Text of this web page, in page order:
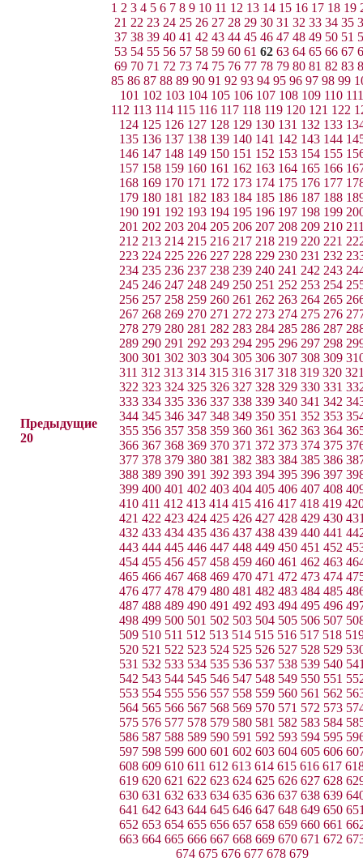
Предыдущие
20
1 2 3 4 5 6 7 8 9 10 11 12 13 14 15 16 17 18 19
21 22 23 24 25 26 27 28 29 30 31 32 33 34 35
37 38 39 40 41 42 43 44 45 46 47 48 49 50 51
53 54 55 56 57 58 59 60 61 62 63 64 65 66 67
69 70 71 72 73 74 75 76 77 78 79 80 81 82 83
85 86 87 88 89 90 91 92 93 94 95 96 97 98 99
101 102 103 104 105 106 107 108 109 110 111
112 113 114 115 116 117 118 119 120 121 122
124 125 126 127 128 129 130 131 132 133
135 136 137 138 139 140 141 142 143 144
146 147 148 149 150 151 152 153 154 155
157 158 159 160 161 162 163 164 165 166
168 169 170 171 172 173 174 175 176 177
179 180 181 182 183 184 185 186 187 188
190 191 192 193 194 195 196 197 198 199
201 202 203 204 205 206 207 208 209 210
212 213 214 215 216 217 218 219 220 221
223 224 225 226 227 228 229 230 231 232
234 235 236 237 238 239 240 241 242 243
245 246 247 248 249 250 251 252 253 254
256 257 258 259 260 261 262 263 264 265
267 268 269 270 271 272 273 274 275 276
278 279 280 281 282 283 284 285 286 287
289 290 291 292 293 294 295 296 297 298
300 301 302 303 304 305 306 307 308 309
311 312 313 314 315 316 317 318 319 320
322 323 324 325 326 327 328 329 330 331
333 334 335 336 337 338 339 340 341 342
344 345 346 347 348 349 350 351 352 353
355 356 357 358 359 360 361 362 363 364
366 367 368 369 370 371 372 373 374 375
377 378 379 380 381 382 383 384 385 386
388 389 390 391 392 393 394 395 396 397
399 400 401 402 403 404 405 406 407 408
410 411 412 413 414 415 416 417 418 419
421 422 423 424 425 426 427 428 429 430
432 433 434 435 436 437 438 439 440 441
443 444 445 446 447 448 449 450 451 452
454 455 456 457 458 459 460 461 462 463
465 466 467 468 469 470 471 472 473 474
476 477 478 479 480 481 482 483 484 485
487 488 489 490 491 492 493 494 495 496
498 499 500 501 502 503 504 505 506 507
509 510 511 512 513 514 515 516 517 518
520 521 522 523 524 525 526 527 528 529
531 532 533 534 535 536 537 538 539 540
542 543 544 545 546 547 548 549 550 551
553 554 555 556 557 558 559 560 561 562
564 565 566 567 568 569 570 571 572 573
575 576 577 578 579 580 581 582 583 584
586 587 588 589 590 591 592 593 594 595
597 598 599 600 601 602 603 604 605 606
608 609 610 611 612 613 614 615 616 617
619 620 621 622 623 624 625 626 627 628
630 631 632 633 634 635 636 637 638 639
641 642 643 644 645 646 647 648 649 650
652 653 654 655 656 657 658 659 660 661
663 664 665 666 667 668 669 670 671 672
674 675 676 677 678 679